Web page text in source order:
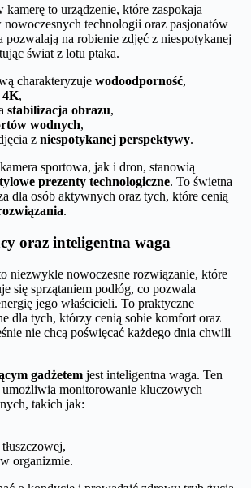
kamerę to urządzenie, które zaspokaja
nowoczesnych technologii oraz pasjonatów
na robienie zdjęć z niespotykanej
świat z lotu ptaka.
charakteryzuje wodoodporność,
4K,
stabilizacja obrazu,
wodnych,
z niespotykanej perspektywy.
sportowa, jak i dron, stanowią
prezenty technologiczne. To świetna
dla osób aktywnych oraz tych, które cenią
.
oraz inteligentna waga
niezwykle nowoczesne rozwiązanie, które
się sprzątaniem podłóg, co pozwala
jego właścicieli. To praktyczne
dla tych, którzy cenią sobie komfort oraz
nie chcą poświęcać każdego dnia chwili
gadżetem jest inteligentna waga. Ten
monitorowanie kluczowych
takich jak:
organizmie.